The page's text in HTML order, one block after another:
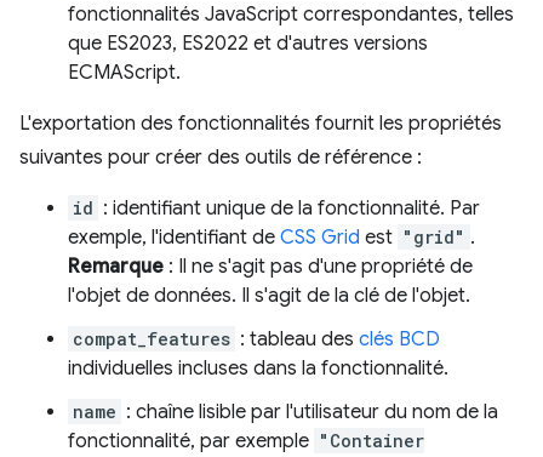
fonctionnalités JavaScript correspondantes, telles
que ES2023, ES2022 et d'autres versions
ECMAScript.
L'exportation des fonctionnalités fournit les propriétés
suivantes pour créer des outils de référence :
id : identifiant unique de la fonctionnalité. Par
exemple, l'identifiant de CSS Grid est "grid" .
Remarque : Il ne s'agit pas d'une propriété de
l'objet de données. Il s'agit de la clé de l'objet.
compat_features : tableau des clés BCD
individuelles incluses dans la fonctionnalité.
name : chaîne lisible par l'utilisateur du nom de la
fonctionnalité, par exemple "Container